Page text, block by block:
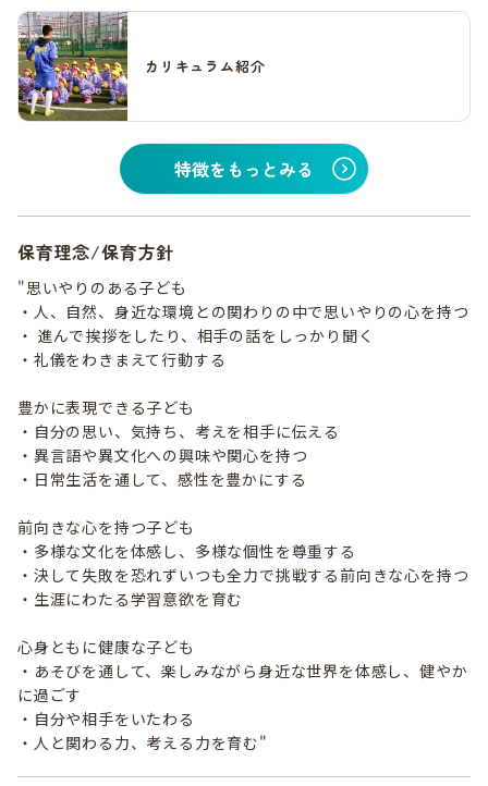
カリキュラム紹介
特徴をもっとみる
保育理念/保育方針
"思いやりのある子ども
・人、自然、身近な環境との関わりの中で思いやりの心を持つ
・ 進んで挨拶をしたり、相手の話をしっかり聞く
・礼儀をわきまえて行動する
豊かに表現できる子ども
・自分の思い、気持ち、考えを相手に伝える
・異言語や異文化への興味や関心を持つ
・日常生活を通して、感性を豊かにする
前向きな心を持つ子ども
・多様な文化を体感し、多様な個性を尊重する
・決して失敗を恐れずいつも全力で挑戦する前向きな心を持つ
・生涯にわたる学習意欲を育む
心身ともに健康な子ども
・あそびを通して、楽しみながら身近な世界を体感し、健やか
に過ごす
・自分や相手をいたわる
・人と関わる力、考える力を育む"